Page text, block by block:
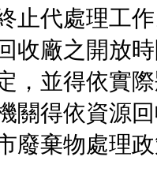
止代處理工
廠之開放時
，並得依實
得依資源回
廢棄物處理